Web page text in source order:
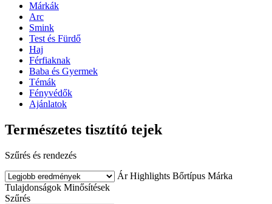
Márkák
Arc
Smink
Test és Fürdő
Haj
Férfiaknak
Baba és Gyermek
Témák
Fényvédők
Ajánlatok
Természetes tisztító tejek
Szűrés és rendezés
Ár Highlights Bőrtípus Márka
Tulajdonságok Minősítések
Szűrés